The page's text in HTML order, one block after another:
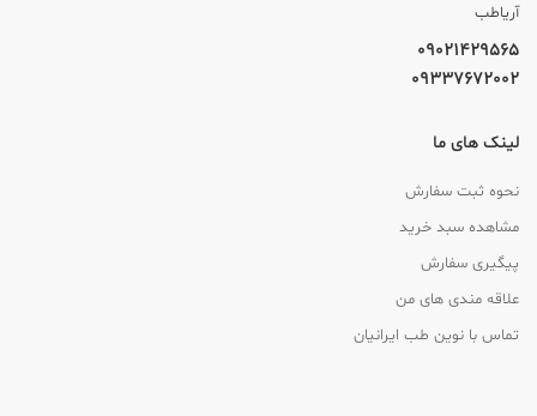
آریاطب
09021429565
09337672002
لینک های ما
نحوه ثبت سفارش
مشاهده سبد خرید
پیگیری سفارش
علاقه مندی های من
تماس با نوین طب ایرانیان